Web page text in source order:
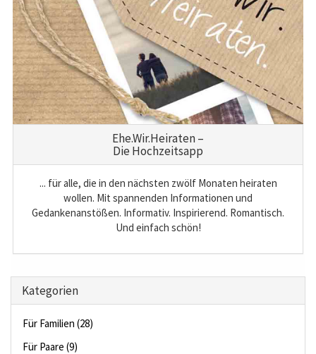
Ehe.Wir.Heiraten –
Die Hochzeitsapp
... für alle, die in den nächsten zwölf Monaten heiraten
wollen. Mit spannenden Informationen und
Gedankenanstößen. Informativ. Inspirierend. Romantisch.
Und einfach schön!
Kategorien
Für Familien (28)
Für Paare (9)